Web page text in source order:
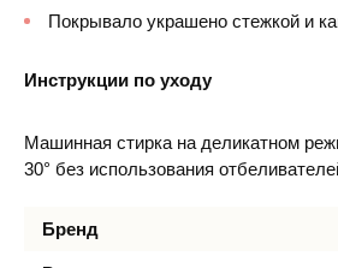
Покрывало украшено стежкой и
Инструкции по уходу
Машинная стирка на деликатном
30° без использования
Бренд